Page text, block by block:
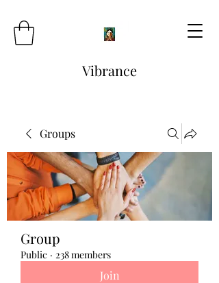
Vibrance
Groups
Group
Public · 238 members
Join